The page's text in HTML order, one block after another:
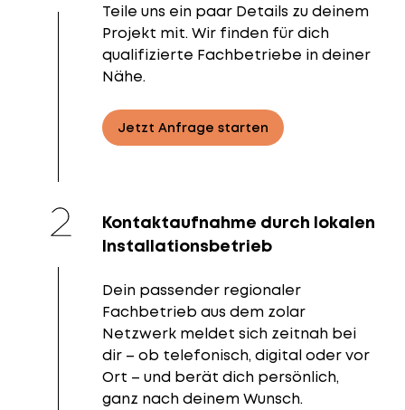
Teile uns ein paar Details zu deinem
Projekt mit. Wir finden für dich
qualifizierte Fachbetriebe in deiner
Nähe.
Jetzt Anfrage starten
Kontaktaufnahme durch lokalen
Installationsbetrieb
Dein passender regionaler
Fachbetrieb aus dem zolar
Netzwerk meldet sich zeitnah bei
dir – ob telefonisch, digital oder vor
Ort – und berät dich persönlich,
ganz nach deinem Wunsch.